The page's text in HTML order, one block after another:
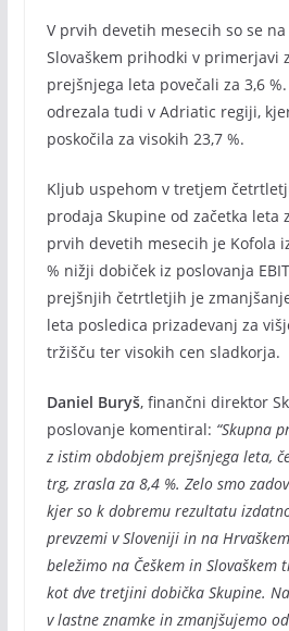
V prvih devetih mesecih so se na
Slovaškem prihodki v primerjavi
prejšnjega leta povečali za 3,6
odrezala tudi v Adriatic regiji,
poskočila za visokih 23,7 %.
Kljub uspehom v tretjem
prodaja Skupine od začetka leta
prvih devetih mesecih je Kofola
% nižji dobiček iz poslovanja
prejšnjih četrtletjih je
leta posledica prizadevanj za
tržišču ter visokih cen sladkorja.
Daniel Buryš, finančni direktor
poslovanje komentiral: “Skupna
z istim obdobjem prejšnjega leta,
trg, zrasla za 8,4 %. Zelo smo
kjer so k dobremu rezultatu
prevzemi v Sloveniji in na
beležimo na Češkem in Slovaškem
kot dve tretjini dobička Skupine.
v lastne znamke in zmanjšujemo